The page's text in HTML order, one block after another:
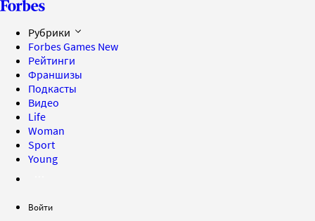
Рубрики
Forbes Games New
Рейтинги
Франшизы
Подкасты
Видео
Life
Woman
Sport
Young
Войти